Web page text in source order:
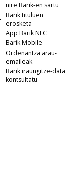
nire Barik-en sartu
Barik tituluen
erosketa
App Barik NFC
Barik Mobile
Ordenantza arau-
emaileak
Barik iraungitze-data
kontsultatu